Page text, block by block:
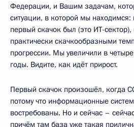
Федерации, и Вашим задачам,
ситуации, в которой мы находимся:
первый скачок был (это ИТ-сектор),
практически скачкообразными
прогрессии. Мы увеличили в
годы. Видите, как идёт прирост.
Первый скачок произошёл, когда
потому что информационные
востребованы. Но и сейчас –
причём там база уже такая